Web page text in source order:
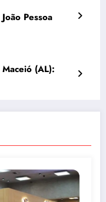
Pessoa
(AL):